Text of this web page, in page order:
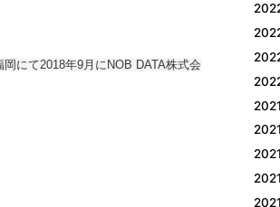
にて2018年9月にNOB DATA株式会